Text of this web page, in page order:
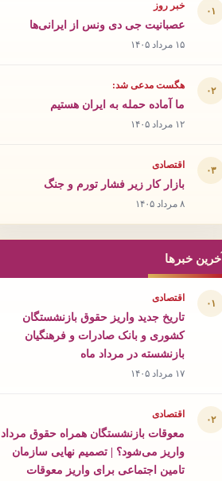
۰۱ خبر روز
عصبانیت جی دی ونس از ایرانی‌ها
۱۵ مرداد ۱۴۰۵
۰۲ هگست مدعی شد:
ما آماده حمله به ایران هستیم
۱۲ مرداد ۱۴۰۵
۰۳ اقتصادی
بازار کار زیر فشار تورم و جنگ
۸ مرداد ۱۴۰۵
آخرین خبرها
۰۱ اقتصادی
تاریخ جدید واریز حقوق بازنشستگان
کشوری و بانک صادرات و فرهنگیان
بازنشسته در مرداد ماه
۱۷ مرداد ۱۴۰۵
۰۲ اقتصادی
معوقات بازنشستگان همراه حقوق مرداد
واریز می‌شود؟ | تصمیم نهایی سازمان
تامین اجتماعی برای واریز معوقات